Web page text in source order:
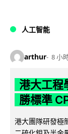
人工智能
arthur 8 小
港大工程
勝標準
港大團隊研發極